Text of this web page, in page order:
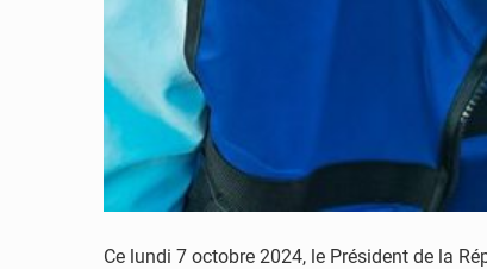
Ce lundi 7 octobre 2024, le Président de la